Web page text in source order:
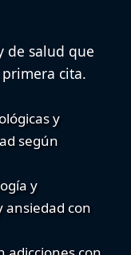
de salud que
cita.
y
según
y
ansiedad con